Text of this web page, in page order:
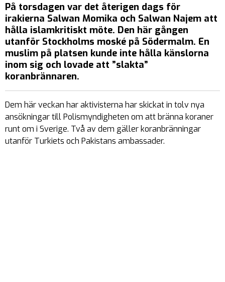
På torsdagen var det återigen dags för
irakierna Salwan Momika och Salwan Najem att
hålla islamkritiskt möte. Den här gången
utanför Stockholms moské på Södermalm. En
muslim på platsen kunde inte hålla känslorna
inom sig och lovade att ”slakta”
koranbrännaren.
Dem här veckan har aktivisterna har skickat in tolv nya
ansökningar till Polismyndigheten om att bränna koraner
runt om i Sverige. Två av dem gäller koranbränningar
utanför Turkiets och Pakistans ambassader.